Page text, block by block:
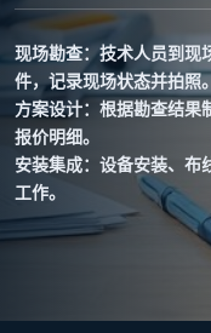
现场勘查：技术人员到现
件，记录现场状态并拍照
方案设计：根据勘查结果
报价明细。
安装集成：设备安装、布
工作。